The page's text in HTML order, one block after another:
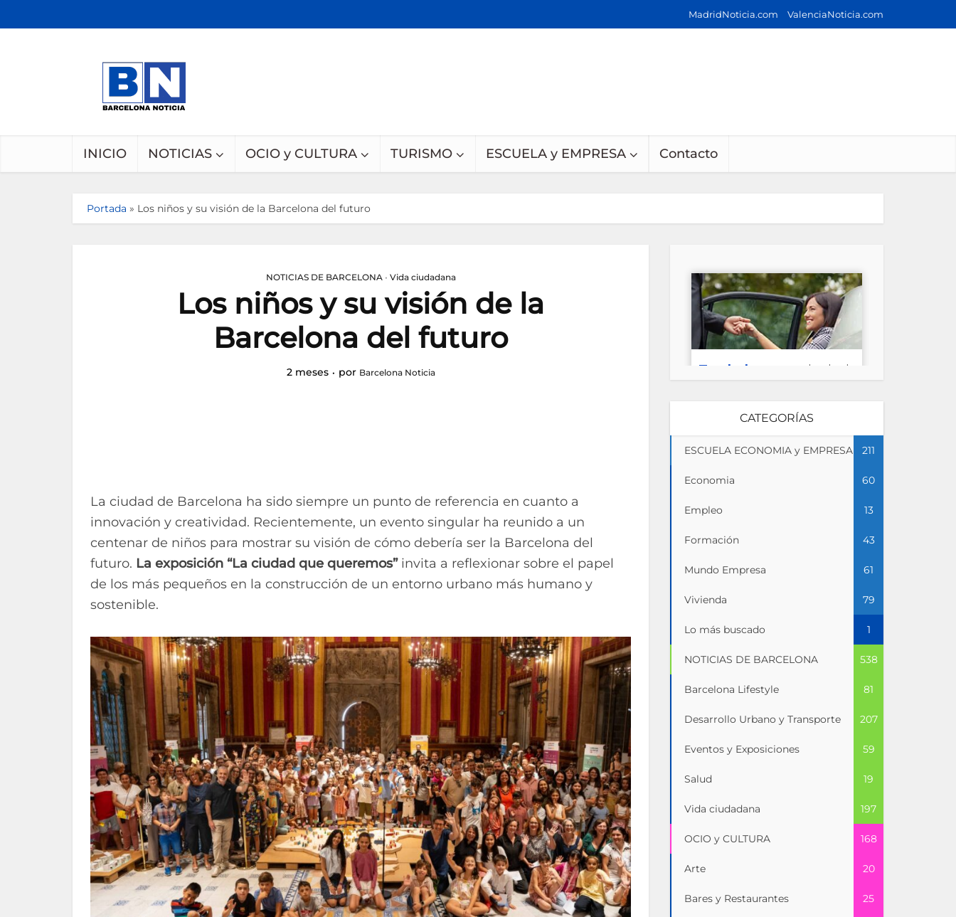
MadridNoticia.com ValenciaNoticia.com
INICIO NOTICIAS OCIO y CULTURA TURISMO ESCUELA y EMPRESA Contacto
Portada » Los niños y su visión de la Barcelona del futuro
NOTICIAS DE BARCELONA • Vida ciudadana
Los niños y su visión de la
Barcelona del futuro
2 meses por Barcelona Noticia
La ciudad de Barcelona ha sido siempre un punto de referencia en cuanto a
innovación y creatividad. Recientemente, un evento singular ha reunido a un
centenar de niños para mostrar su visión de cómo debería ser la Barcelona del
futuro. La exposición “La ciudad que queremos”invita a reflexionar sobre el papel
de los más pequeños en la construcción de un entorno urbano más humano y
sostenible.
CATEGORÍAS
ESCUELA ECONOMIA y EMPRESA 211
Economia 60
Empleo 13
Formación 43
Mundo Empresa 61
Vivienda 79
Lo más buscado 1
NOTICIAS DE BARCELONA 538
Barcelona Lifestyle 81
Desarrollo Urbano y Transporte 207
Eventos y Exposiciones 59
Salud 19
Vida ciudadana 197
OCIO y CULTURA 168
Arte 20
Bares y Restaurantes 25